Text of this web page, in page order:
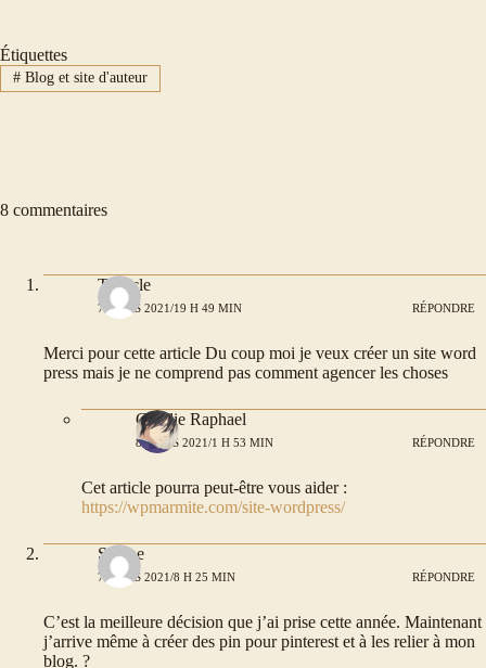
Étiquettes
#Blog et site d'auteur
8 commentaires
Tenecle
7 MARS 2021/19 H 49 MIN RÉPONDRE
Merci pour cette article Du coup moi je veux créer un site word
press mais je ne comprend pas comment agencer les choses
Coralie Raphael
8 MARS 2021/1 H 53 MIN RÉPONDRE
Cet article pourra peut-être vous aider :
https://wpmarmite.com/site-wordpress/
Solène
7 MARS 2021/8 H 25 MIN RÉPONDRE
C’est la meilleure décision que j’ai prise cette année. Maintenant
j’arrive même à créer des pin pour pinterest et à les relier à mon
blog. ?